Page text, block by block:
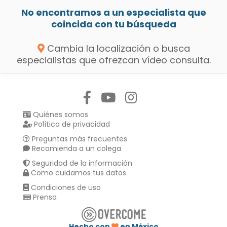
No encontramos a un especialista que
coincida con tu búsqueda
Cambia la localización o busca
especialistas que ofrezcan vídeo consulta.
Quiénes somos
Política de privacidad
Preguntas más frecuentes
Recomienda a un colega
Seguridad de la información
Como cuidamos tus datos
Condiciones de uso
Prensa